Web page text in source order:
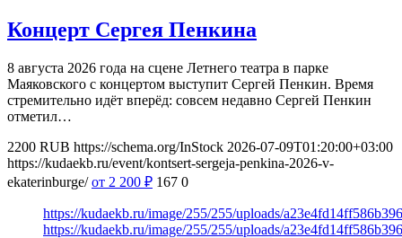
Концерт Сергея Пенкина
8 августа 2026 года на сцене Летнего театра в парке
Маяковского с концертом выступит Сергей Пенкин. Время
стремительно идёт вперёд: совсем недавно Сергей Пенкин
отметил…
2200 RUB https://schema.org/InStock 2026-07-09T01:20:00+03:00
https://kudaekb.ru/event/kontsert-sergeja-penkina-2026-v-
ekaterinburge/ от 2 200 ₽ 167 0
https://kudaekb.ru/image/255/255/uploads/
https://kudaekb.ru/image/255/255/uploads/